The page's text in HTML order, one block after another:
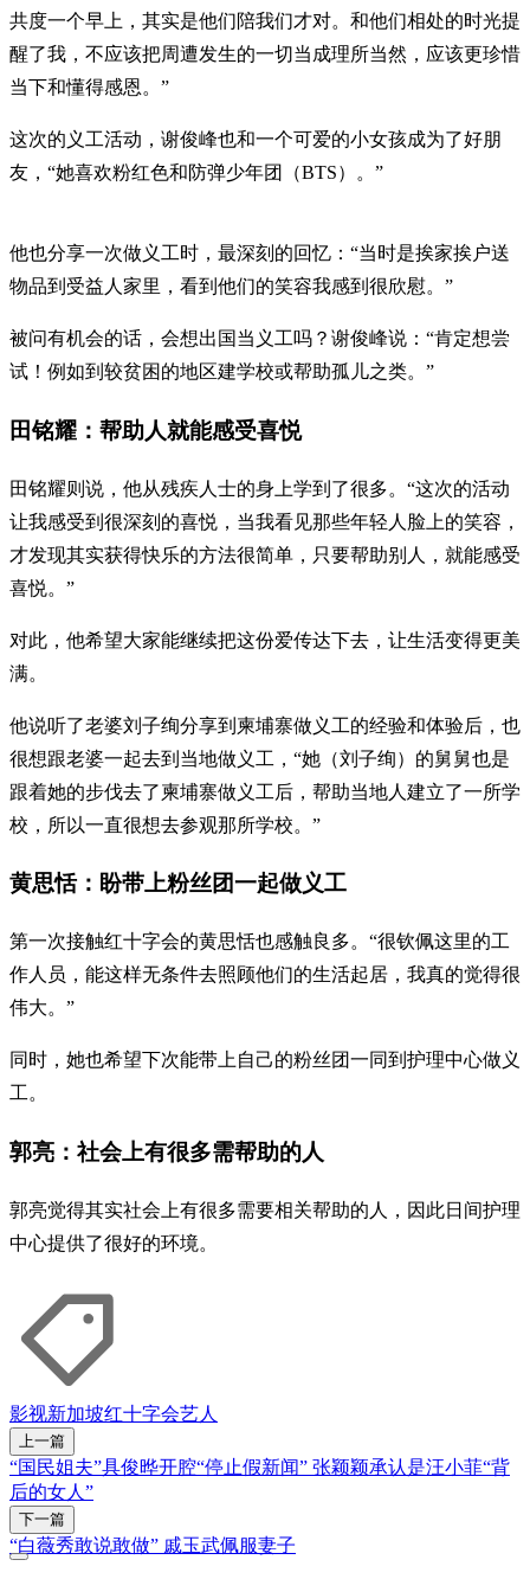
共度一个早上，其实是他们陪我们才对。和他们相处的时光提
醒了我，不应该把周遭发生的一切当成理所当然，应该更珍惜
当下和懂得感恩。”
这次的义工活动，谢俊峰也和一个可爱的小女孩成为了好朋
友，“她喜欢粉红色和防弹少年团（BTS）。”
他也分享一次做义工时，最深刻的回忆：“当时是挨家挨户送
物品到受益人家里，看到他们的笑容我感到很欣慰。”
被问有机会的话，会想出国当义工吗？谢俊峰说：“肯定想尝
试！例如到较贫困的地区建学校或帮助孤儿之类。”
田铭耀：帮助人就能感受喜悦
田铭耀则说，他从残疾人士的身上学到了很多。“这次的活动
让我感受到很深刻的喜悦，当我看见那些年轻人脸上的笑容，
才发现其实获得快乐的方法很简单，只要帮助别人，就能感受
喜悦。”
对此，他希望大家能继续把这份爱传达下去，让生活变得更美
满。
他说听了老婆刘子绚分享到柬埔寨做义工的经验和体验后，也
很想跟老婆一起去到当地做义工，“她（刘子绚）的舅舅也是
跟着她的步伐去了柬埔寨做义工后，帮助当地人建立了一所学
校，所以一直很想去参观那所学校。”
黄思恬：盼带上粉丝团一起做义工
第一次接触红十字会的黄思恬也感触良多。“很钦佩这里的工
作人员，能这样无条件去照顾他们的生活起居，我真的觉得很
伟大。”
同时，她也希望下次能带上自己的粉丝团一同到护理中心做义
工。
郭亮：社会上有很多需帮助的人
郭亮觉得其实社会上有很多需要相关帮助的人，因此日间护理
中心提供了很好的环境。
影视新加坡红十字会艺人
上一篇
“国民姐夫”具俊晔开腔“停止假新闻” 张颖颖承认是汪小菲“背
后的女人”
下一篇
“白薇秀敢说敢做” 戚玉武佩服妻子